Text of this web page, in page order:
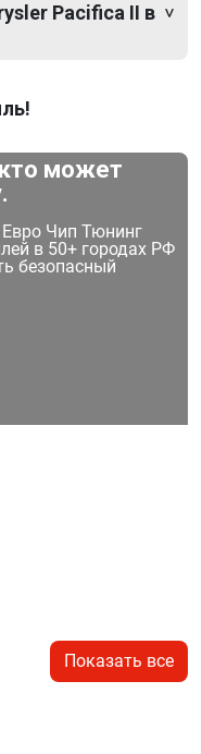
Pacifica II в
может
Чип Тюнинг
в 50+ городах РФ
безопасный
Показать все